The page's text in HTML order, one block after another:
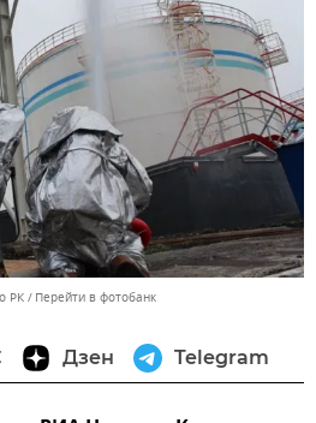
РК Перейти в фотобанк
Дзен Telegram